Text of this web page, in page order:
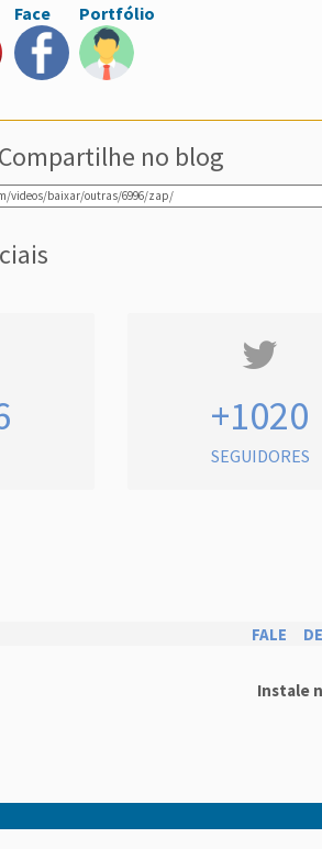
Face Portfólio
Compartilhe no blog
+1020
SEGUIDORES
FALE
Instale